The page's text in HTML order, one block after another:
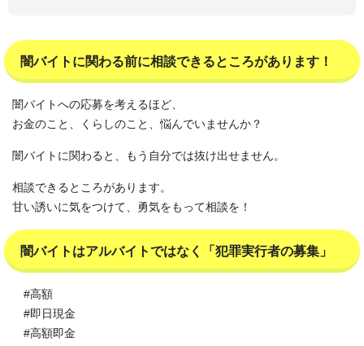
闇バイトに関わる前に相談できるところがあります！
闇バイトへの応募を考えるほど、
お金のこと、くらしのこと、悩んでいませんか？
闇バイトに関わると、もう自分では抜け出せません。
相談できるところがあります。
甘い誘いに気をつけて、勇気をもって相談を！
闇バイトはアルバイトではなく「犯罪実行者の募集」
#高額
#即日現金
#高額即金